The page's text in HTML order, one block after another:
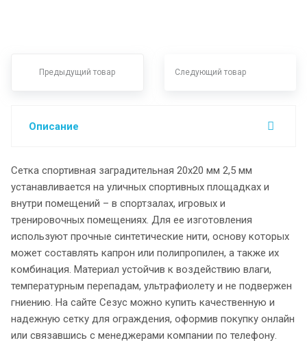
Предыдущий товар Следующий товар
Описание
Сетка спортивная заградительная 20х20 мм 2,5 мм
устанавливается на уличных спортивных площадках и
внутри помещений – в спортзалах, игровых и
тренировочных помещениях. Для ее изготовления
используют прочные синтетические нити, основу которых
может составлять капрон или полипропилен, а также их
комбинация. Материал устойчив к воздействию влаги,
температурным перепадам, ультрафиолету и не подвержен
гниению. На сайте Сезус можно купить качественную и
надежную сетку для ограждения, оформив покупку онлайн
или связавшись с менеджерами компании по телефону.